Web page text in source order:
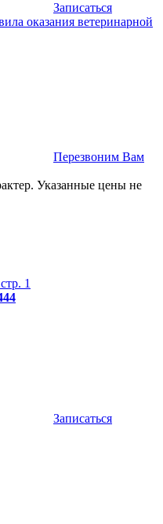
Записаться
оказания ветеринарной
Перезвоним Вам
Указанные цены не
1
Записаться